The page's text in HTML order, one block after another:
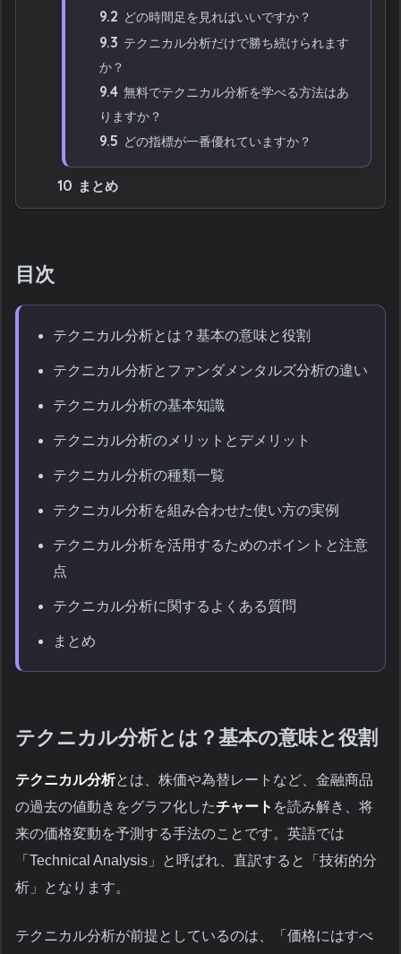
9.2 どの時間足を見ればいいですか？
9.3 テクニカル分析だけで勝ち続けられます
か？
9.4 無料でテクニカル分析を学べる方法はあ
りますか？
9.5 どの指標が一番優れていますか？
10 まとめ
目次
テクニカル分析とは？基本の意味と役割
テクニカル分析とファンダメンタルズ分析の違い
テクニカル分析の基本知識
テクニカル分析のメリットとデメリット
テクニカル分析の種類一覧
テクニカル分析を組み合わせた使い方の実例
テクニカル分析を活用するためのポイントと注意
点
テクニカル分析に関するよくある質問
まとめ
テクニカル分析とは？基本の意味と役割
テクニカル分析とは、株価や為替レートなど、金融商品
の過去の値動きをグラフ化したチャート を読み解き、将
来の価格変動を予測する手法のことです。英語では
「Technical Analysis」と呼ばれ、直訳すると「技術的分
析」となります。
テクニカル分析が前提としているのは、「価格にはすべ